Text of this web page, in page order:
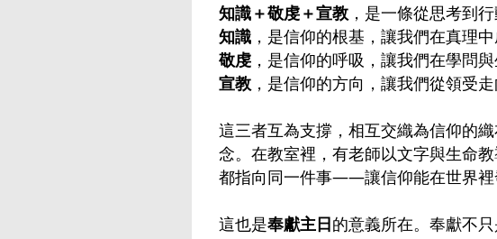
知識＋敬虔＋宣教 ，是一條從思考到行
知識 ，是信仰的根基，讓我們在真理
敬虔 ，是信仰的呼吸，讓我們在學問
宣教 ，是信仰的方向，讓我們從領受
這三者互為支撐，相互交織為信仰的
念。在教室裡，有老師以文字與生命
都指向同一件事——讓信仰能在世界裡
這也是奉獻主日的意義所在。奉獻不